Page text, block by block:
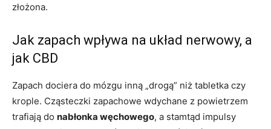
złożona.
Jak zapach wpływa na układ nerwowy, a
jak CBD
Zapach dociera do mózgu inną „drogą” niż tabletka czy
krople. Cząsteczki zapachowe wdychane z powietrzem
trafiają do nabłonka węchowego, a stamtąd impulsy